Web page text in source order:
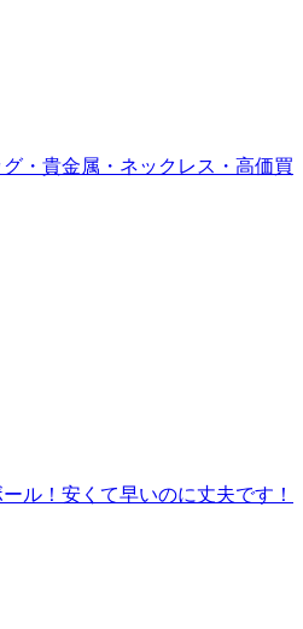
・貴金属・ネックレス・高価買
ル！安くて早いのに丈夫です！